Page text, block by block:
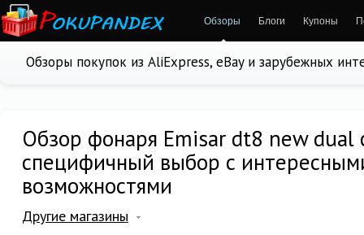
Обзоры Блоги Купоны
Обзоры покупок из AliExpress, eBay и зарубежных
Обзор фонаря Emisar dt8 new dual
специфичный выбор с
возможностями
Другие магазины